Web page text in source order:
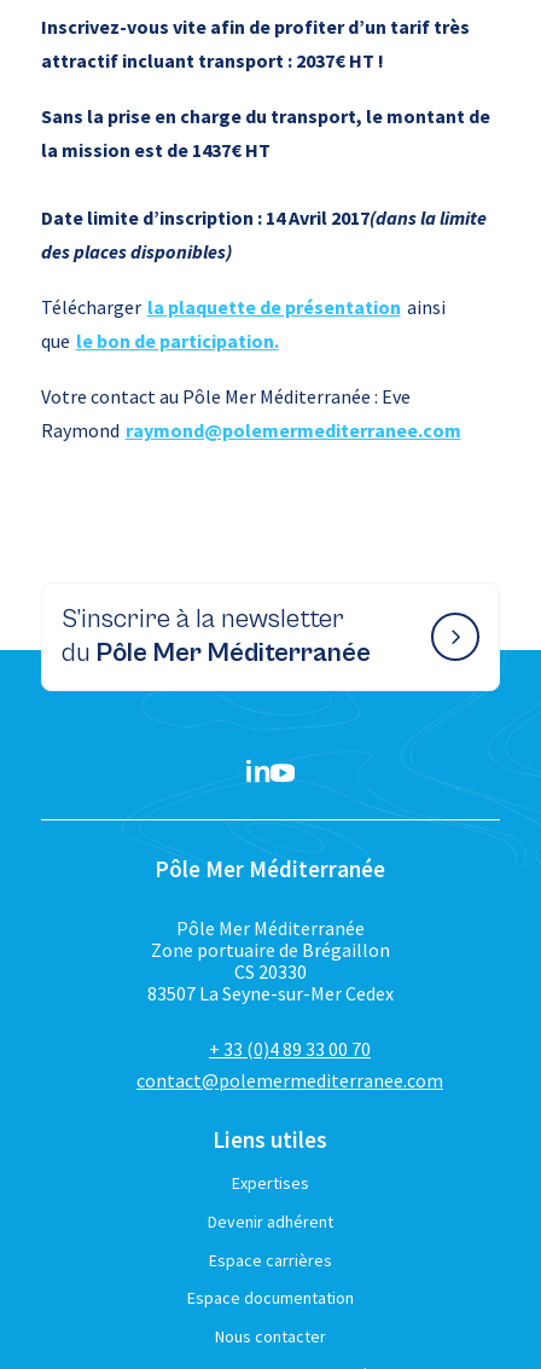
Inscrivez-vous vite afin de profiter d’un tarif très
attractif incluant transport : 2037€ HT !
Sans la prise en charge du transport, le montant de
la mission est de 1437€ HT
Date limite d’inscription : 14 Avril 2017(dans la limite
des places disponibles)
Télécharger la plaquette de présentation ainsi
que le bon de participation.
Votre contact au Pôle Mer Méditerranée : Eve
Raymond raymond@polemermediterranee.com
S’inscrire à la newsletter
du Pôle Mer Méditerranée
Pôle Mer Méditerranée
Pôle Mer Méditerranée
Zone portuaire de Brégaillon
CS 20330
83507 La Seyne-sur-Mer Cedex
+ 33 (0)4 89 33 00 70
contact@polemermediterranee.com
Liens utiles
Expertises
Devenir adhérent
Espace carrières
Espace documentation
Nous contacter